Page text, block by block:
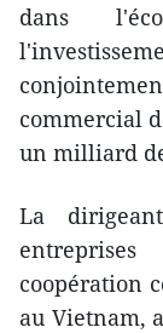
dans
commercial
un milliard
La
coopération
au Vietnam,